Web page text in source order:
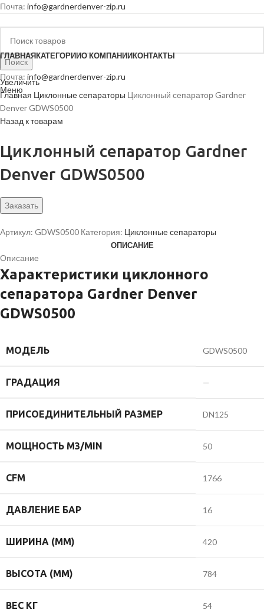
Почта: info@gardnerdenver-zip.ru
Поиск
Почта: info@gardnerdenver-zip.ru
Меню
ГЛАВНАЯКАТЕГОРИИО КОМПАНИИКОНТАКТЫ
Увеличить
Главная Циклонные сепараторы Циклонный сепаратор Gardner
Denver GDWS0500
Назад к товарам
Циклонный сепаратор Gardner
Denver GDWS0500
Заказать
Артикул: GDWS0500 Категория: Циклонные сепараторы
ОПИСАНИЕ
Описание
Характеристики циклонного
сепаратора Gardner Denver
GDWS0500
МОДЕЛЬ GDWS0500
ГРАДАЦИЯ —
ПРИСОЕДИНИТЕЛЬНЫЙ РАЗМЕР DN125
МОЩНОСТЬ M3/MIN 50
CFM 1766
ДАВЛЕНИЕ БАР 16
ШИРИНА (ММ) 420
ВЫСОТА (ММ) 784
ВЕС КГ 54